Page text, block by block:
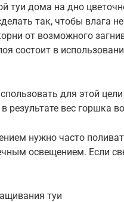
туи дома на дно
так, чтобы влага
от возможного
состоит в
для этой
результате вес горшка
нужно часто
освещением. Если
туи